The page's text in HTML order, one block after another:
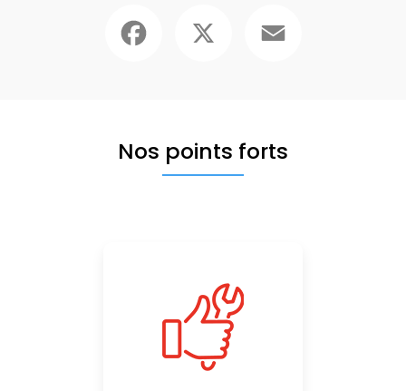
Nos points forts